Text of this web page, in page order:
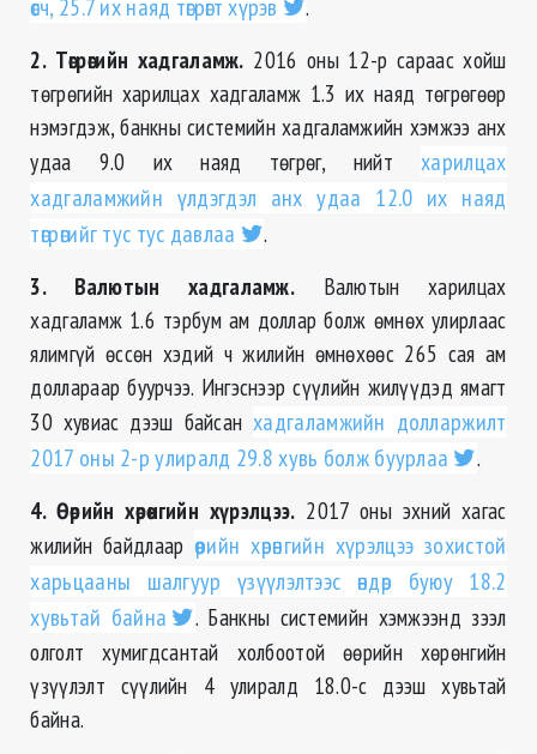
өсч, 25.7 их наяд төгрөгт хүрэв
.
2. Төгрөгийн хадгаламж. 2016 оны 12-р сараас хойш
төгрөгийн харилцах хадгаламж 1.3 их наяд төгрөгөөр
нэмэгдэж, банкны системийн хадгаламжийн хэмжээ анх
удаа 9.0 их наяд төгрөг, нийтхарилцах
хадгаламжийн үлдэгдэл анх удаа 12.0 их наяд
төгрөгийг тус тус давлаа
.
3. Валютын хадгаламж. Валютын харилцах
хадгаламж 1.6 тэрбум ам доллар болж өмнөх улирлаас
ялимгүй өссөн хэдий ч жилийн өмнөхөөс 265 сая ам
доллараар буурчээ. Ингэснээр сүүлийн жилүүдэд ямагт
30 хувиас дээш байсанхадгаламжийн долларжилт
2017 оны 2-р улиралд 29.8 хувь болж буурлаа
.
4. Өөрийн хөрөнгийн хүрэлцээ. 2017 оны эхний хагас
жилийн байдлаарөөрийн хөрөнгийн хүрэлцээ зохистой
харьцааны шалгуур үзүүлэлтээс өндөр буюу 18.2
хувьтай байна
. Банкны системийн хэмжээнд зээл
олголт хумигдсантай холбоотой өөрийн хөрөнгийн
үзүүлэлт сүүлийн 4 улиралд 18.0-с дээш хувьтай
байна.